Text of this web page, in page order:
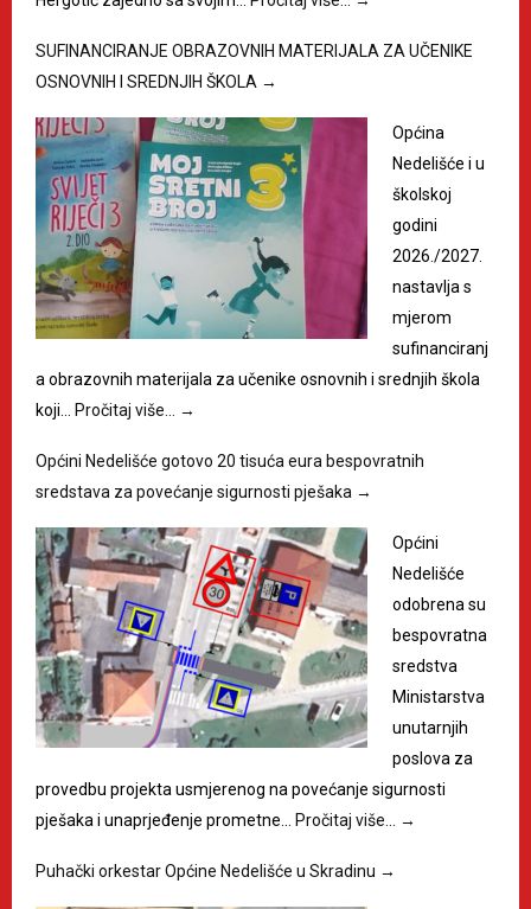
SUFINANCIRANJE OBRAZOVNIH MATERIJALA ZA UČENIKE
OSNOVNIH I SREDNJIH ŠKOLA →
Općina
Nedelišće i u
školskoj
godini
2026./2027.
nastavlja s
mjerom
sufinanciranj
a obrazovnih materijala za učenike osnovnih i srednjih škola
koji…
Pročitaj više… →
Općini Nedelišće gotovo 20 tisuća eura bespovratnih
sredstava za povećanje sigurnosti pješaka →
Općini
Nedelišće
odobrena su
bespovratna
sredstva
Ministarstva
unutarnjih
poslova za
provedbu projekta usmjerenog na povećanje sigurnosti
pješaka i unaprjeđenje prometne…
Pročitaj više… →
Puhački orkestar Općine Nedelišće u Skradinu →